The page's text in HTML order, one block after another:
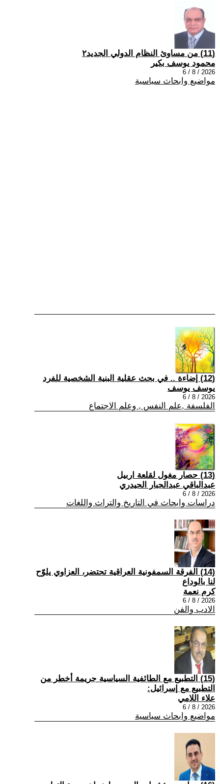
(11) من مساوئ النظام الدولي الجديد٢
محمود يوسف بكير
2026 / 8 / 6
مواضيع وابحاث سياسية
(12) إضاءة .. في بحث عقلية البنية الشخصية للفرد
يوسف يوسف
2026 / 8 / 6
الفلسفة ,علم النفس , وعلم الاجتماع
(13) حصار مغول لقلعة اربيل
عبدالباقي عبدالجبار الحيدري
2026 / 8 / 6
دراسات وابحاث في التاريخ والتراث واللغات
(14) الفرقة السمفونية العراقية تحتضر، العزاوي يلوّح
لنا بالوداع
كرم نعمة
2026 / 8 / 6
الادب والفن
(15) التطبيع مع الطائفية السياسية جريمة أخطر من
التطبيع مع إسرائيل:
علاء اللامي
2026 / 8 / 6
مواضيع وابحاث سياسية